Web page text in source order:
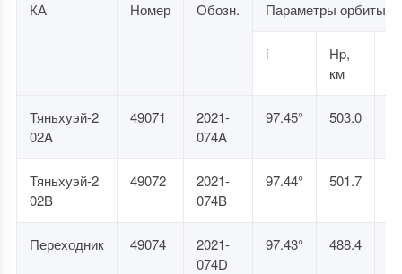
КА Номер Обозн. Параметры орбиты
i
Hp,
км
Тяньхуэй-2
02A
49071
2021-
074A
97.45° 503.0
Тяньхуэй-2
02B
49072
2021-
074B
97.44° 501.7
Переходник 49074
2021-
074D
97.43° 488.4